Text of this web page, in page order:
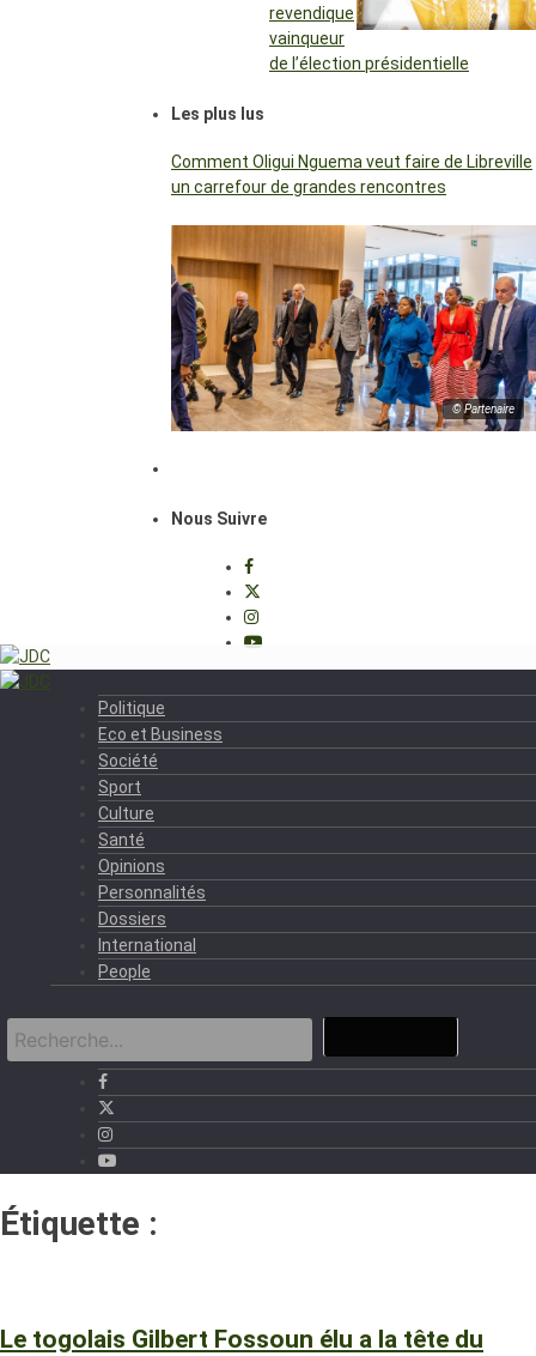
revendique
vainqueur
de l’élection présidentielle
Les plus lus
Comment Oligui Nguema veut faire de Libreville
un carrefour de grandes rencontres
© Partenaire
Nous Suivre
Politique
Eco et Business
Société
Sport
Culture
Santé
Opinions
Personnalités
Dossiers
International
People
Étiquette :
Le togolais Gilbert Fossoun élu a la tête du